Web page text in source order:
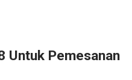
Untuk Pemesanan